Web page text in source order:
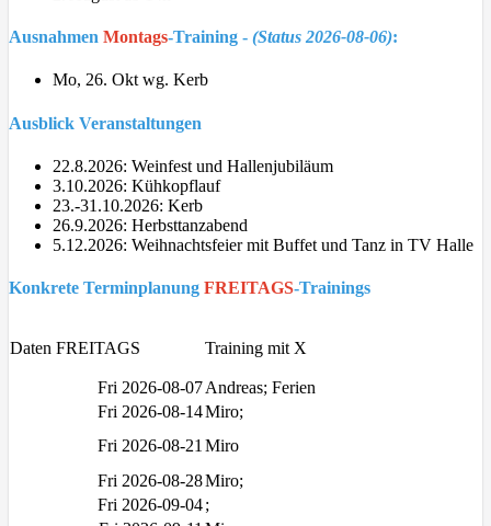
Ausnahmen Montags-Training - (Status 2026-08-06):
Mo, 26. Okt wg. Kerb
Ausblick Veranstaltungen
22.8.2026: Weinfest und Hallenjubiläum
3.10.2026: Kühkopflauf
23.-31.10.2026: Kerb
26.9.2026: Herbsttanzabend
5.12.2026: Weihnachtsfeier mit Buffet und Tanz in TV Halle
Konkrete Terminplanung FREITAGS-Trainings
Daten FREITAGS Training mit X
Fri 2026-08-07Andreas; Ferien
Fri 2026-08-14Miro;
Fri 2026-08-21Miro
Fri 2026-08-28Miro;
Fri 2026-09-04;